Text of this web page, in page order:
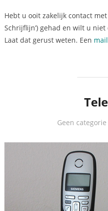
Hebt u ooit zakelijk contact met
Schrijflijn’) gehad en wilt u
Laat dat gerust weten. Een
Categorieën
Geen categorie